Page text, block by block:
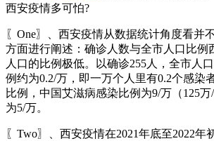
西安疫情多可怕?
〖One〗、西安疫情从数据统计角度看并
方面进行阐述：确诊人数与全市人口比例
人口的比例极低。以确诊255人，全市人
例约为0.2/万，即一万个人里有0.2个感染
比例，中国艾滋病感染比例为9/万（125
为5/万。
〖Two〗、西安疫情在2021年底至2022年